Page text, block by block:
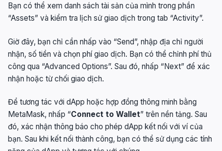
Bạn có thể xem danh sách tài sản của mình trong phần
“Assets” và kiểm tra lịch sử giao dịch trong tab “Activity”.
Giờ đây, bạn chỉ cần nhấp vào “Send”, nhập địa chỉ người
nhận, số tiền và chọn phí giao dịch. Bạn có thể chỉnh phí thủ
công qua “Advanced Options”. Sau đó, nhấp “Next” để xác
nhận hoặc từ chối giao dịch.
Để tương tác với dApp hoặc hợp đồng thông minh bằng
MetaMask, nhấp “Connect to Wallet” trên nền tảng. Sau
đó, xác nhận thông báo cho phép dApp kết nối với ví của
bạn. Sau khi kết nối thành công, bạn có thể sử dụng các tính